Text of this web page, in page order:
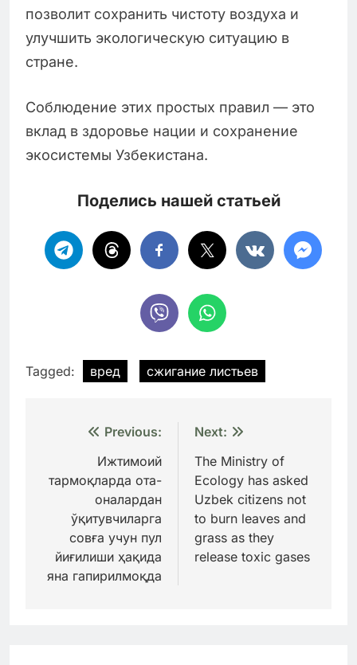
позволит сохранить чистоту воздуха и
улучшить экологическую ситуацию в
стране.
Соблюдение этих простых правил — это
вклад в здоровье нации и сохранение
экосистемы Узбекистана.
Поделись нашей статьей
Tagged: вред сжигание листьев
Навигация
записям
Previous:
Ижтимоий
тармоқларда ота-
оналардан
ўқитувчиларга
совға учун пул
йиғилиши ҳақида
яна гапирилмоқда
Next:
The Ministry of
Ecology has asked
Uzbek citizens not
to burn leaves and
grass as they
release toxic gases